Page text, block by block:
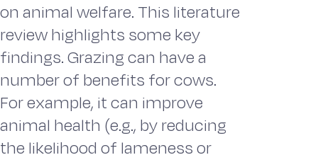
on animal welfare. This literature
review highlights some key
findings. Grazing can have a
number of benefits for cows.
For example, it can improve
animal health (e.g., by reducing
the likelihood of lameness or